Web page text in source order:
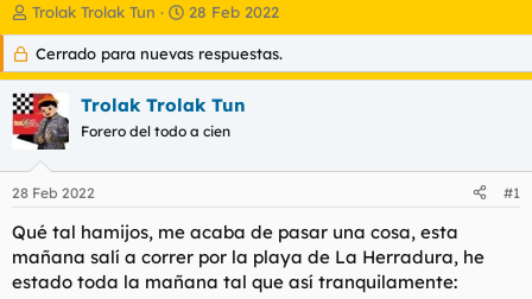
I
n
c
i
a
d
o
d
t
e
Trolak Trolak Tun
F
e
c
h
a
d
e
i
o
28 Feb 2022
Cerrado para nuevas respuestas.
Trolak Trolak Tun
Forero del todo a cien
28 Feb 2022 #1
Qué tal hamijos, me acaba de pasar una cosa, esta
mañana salí a correr por la playa de La Herradura, he
estado toda la mañana tal que así tranquilamente: